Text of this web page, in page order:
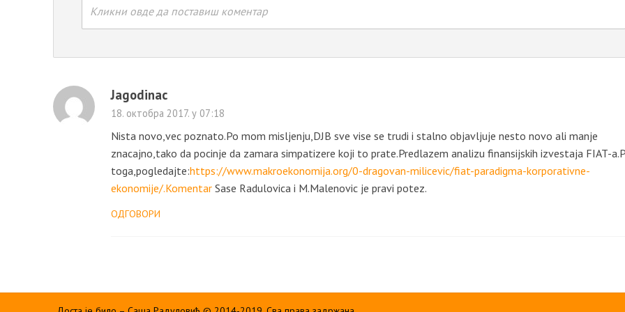
Кликни овде да поставиш коментар
Jagodinac
18. октобра 2017. у 07:18
Nista novo,vec poznato.Po mom misljenju,DJB sve vise se trudi i stalno objavljuje nesto novo ali manje
znacajno,tako da pocinje da zamara simpatizere koji to prate.Predlazem analizu finansijskih izvestaja FIAT-
toga,pogledajte:https://www.makroekonomija.org/0-dragovan-milicevic/fiat-paradigma-korporativne-
ekonomije/.KomentarSase Radulovica i M.Malenovic je pravi potez.
ОДГОВОРИ